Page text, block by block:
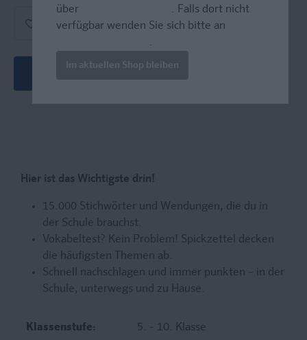
Neueste Ausgabe
Hier ist das Wichtigste drin!
15.000 Stichwörter und Wendungen, die du in
der Schule brauchst.
Vokabeltest? Kein Problem! Spickzettel decken
die häufigsten Themen ab.
Schnell nachschlagen und immer punkten – in der
Schule, unterwegs und zu Hause.
Klassenstufe: 5. - 10. Klasse
über
. Falls dort nicht
verfügbar wenden Sie sich bitte an
.
Im aktuellen Shop bleiben